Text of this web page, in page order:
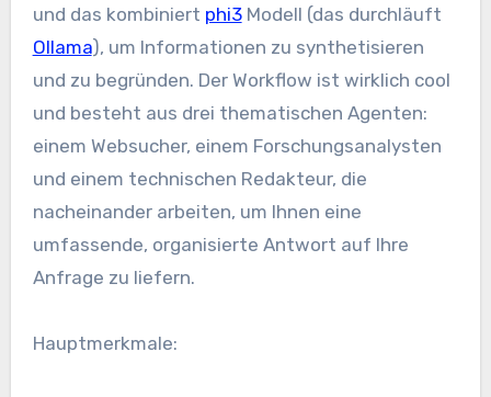
und das kombiniert phi3Modell (das durchläuft
Ollama), um Informationen zu synthetisieren
und zu begründen. Der Workflow ist wirklich cool
und besteht aus drei thematischen Agenten:
einem Websucher, einem Forschungsanalysten
und einem technischen Redakteur, die
nacheinander arbeiten, um Ihnen eine
umfassende, organisierte Antwort auf Ihre
Anfrage zu liefern.
Hauptmerkmale: